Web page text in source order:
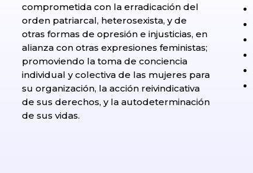
comprometida con la erradicación del
orden patriarcal, heterosexista, y de
otras formas de opresión e injusticias, en
alianza con otras expresiones feministas;
promoviendo la toma de conciencia
individual y colectiva de las mujeres para
su organización, la acción reivindicativa
de sus derechos, y la autodeterminación
de sus vidas.